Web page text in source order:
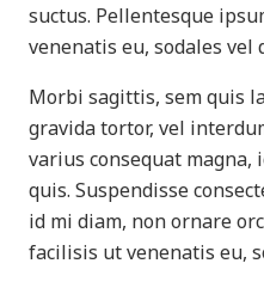
suctus. Pellentesque
venenatis eu, sodales vel
Morbi sagittis, sem quis
gravida tortor, vel
varius consequat
quis. Suspendisse
id mi diam, non ornare
facilisis ut venenatis eu,